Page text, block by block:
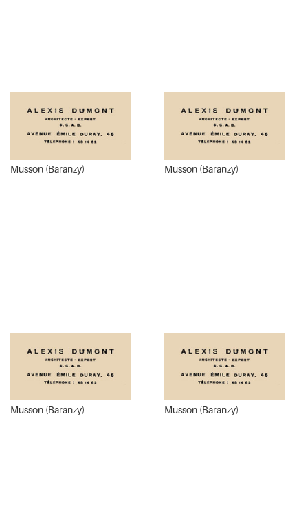
Musson (Baranzy) Musson (Baranzy)
Musson (Baranzy) Musson (Baranzy)